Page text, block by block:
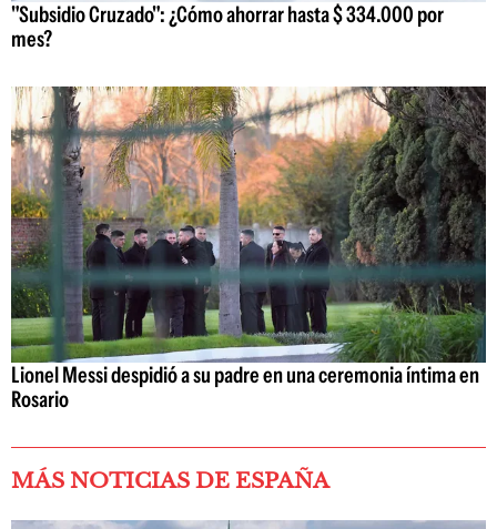
"Subsidio Cruzado": ¿Cómo ahorrar hasta $ 334.000 por
mes?
Lionel Messi despidió a su padre en una ceremonia íntima en
Rosario
MÁS NOTICIAS DE ESPAÑA